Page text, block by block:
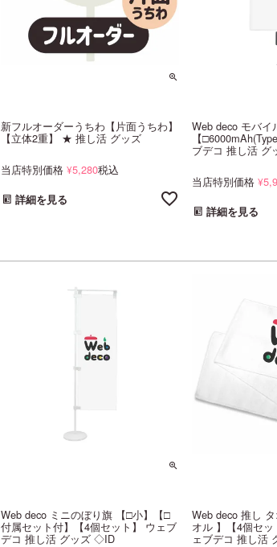
新フルオーダーうちわ【片面うちわ】
【立体2重】 ★ 推し活 グッズ
当店特別価格 ¥5,280税込
詳細を見る
Web deco モバイ
【
ブデコ 推し活
当店特別価格 ¥
詳細を見る
Web deco ミニのぼり旗 【□小】【□
付属セット付】【4個セット】 ウェブ
デコ 推し活 グッズ ◇ID
Web deco 推し
オル 】【4個セ
ェブデコ 推し活